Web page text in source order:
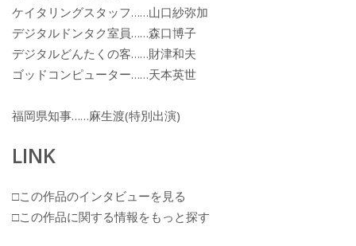
ケイタリングスタッフ……山口紗弥加
デジタルドンタク室員……森口博子
デジタルどんたくの客……財津和夫
ゴッドコンピューター……天本英世
福岡県知事……麻生渡(特別出演)
LINK
□この作品のインタビューを見る
□この作品に関する情報をもっと探す